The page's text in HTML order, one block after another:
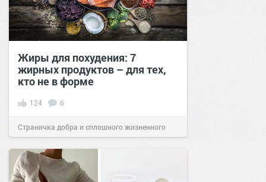
Жиры для похудения: 7
жирных продуктов – для тех,
кто не в форме
124 6
Страничка добра и сплошного жизненного
позитива!15:0119 янв 2021